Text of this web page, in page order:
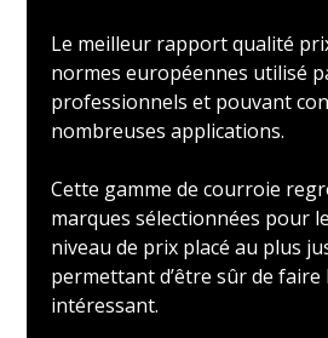
Le meilleur rapport qualité
normes européennes utilisé
professionnels et pouvant
nombreuses applications.
Cette gamme de courroie
marques sélectionnées pour
niveau de prix placé au plus
permettant d’être sûr de faire
intéressant.